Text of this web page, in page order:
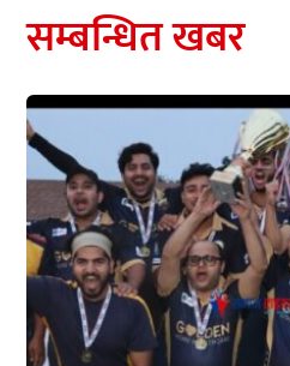
सम्बन्धित खबर